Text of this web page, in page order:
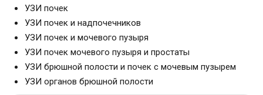
УЗИ почек
УЗИ почек и надпочечников
УЗИ почек и мочевого пузыря
УЗИ почек мочевого пузыря и простаты
УЗИ брюшной полости и почек с мочевым пузырем
УЗИ органов брюшной полости